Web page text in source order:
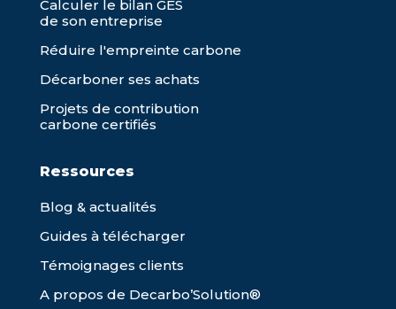
Calculer le bilan GES
de son entreprise
Réduire l'empreinte carbone
Décarboner ses achats
Projets de contribution
carbone certifiés
Ressources
Blog & actualités
Guides à télécharger
Témoignages clients
A propos de Decarbo’Solution®